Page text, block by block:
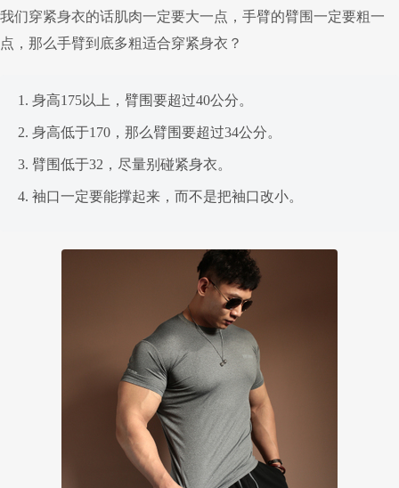
我们穿紧身衣的话肌肉一定要大一点，手臂的臂围一定要粗一
点，那么手臂到底多粗适合穿紧身衣？
1. 身高175以上，臂围要超过40公分。
2. 身高低于170，那么臂围要超过34公分。
3. 臂围低于32，尽量别碰紧身衣。
4. 袖口一定要能撑起来，而不是把袖口改小。